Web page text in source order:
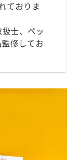
ておりま
士、ペッ
修してお